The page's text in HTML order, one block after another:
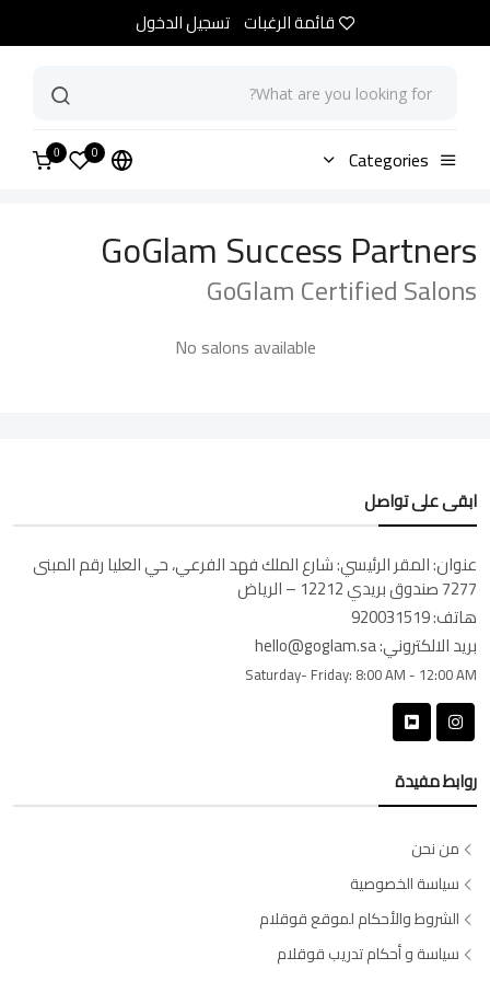
قائمة الرغبات تسجيل الدخول
Categories
0
0 الرئيسية Goglam Certified Salons
GoGlam Success Partners
GoGlam Certified Salons
No salons available
ابقى على تواصل
عنوان:المقر الرئيسي: شارع الملك فهد الفرعي، حي العليا رقم المبنى
7277 صندوق بريدي 12212 – الرياض
هاتف:920031519
بريد الالكتروني:hello@goglam.sa
Saturday- Friday: 8:00 AM - 12:00 AM
روابط مفيدة
من نحن
سياسة الخصوصية
الشروط والأحكام لموقع قوقلام
سياسة و أحكام تدريب قوقلام